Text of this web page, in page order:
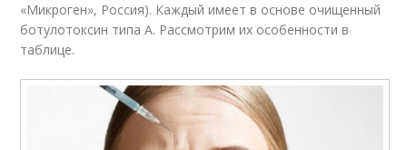
«Микроген», Россия). Каждый имеет в основе очищенный
ботулотоксин типа А. Рассмотрим их особенности в
таблице.